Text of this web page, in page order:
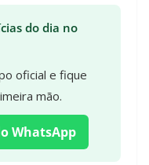
do dia no
oficial e fique
mão.
WhatsApp